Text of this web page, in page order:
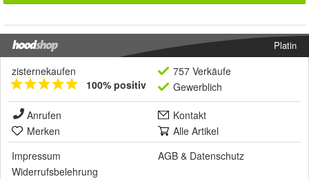
Platin
zisternekaufen
100% positiv
757 Verkäufe
Gewerblich
Anrufen
Kontakt
Merken
Alle Artikel
Impressum
AGB & Datenschutz
Widerrufsbelehrung